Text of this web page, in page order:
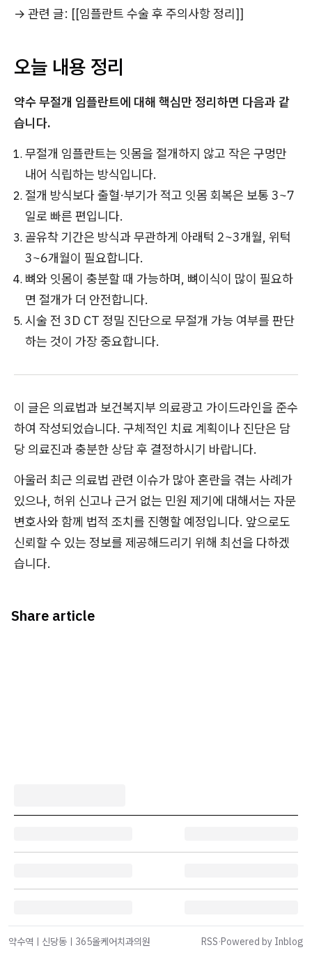
→ 관련 글: [[임플란트 수술 후 주의사항 정리]]
오늘 내용 정리
약수 무절개 임플란트에 대해 핵심만 정리하면 다음과 같
습니다.
무절개 임플란트는 잇몸을 절개하지 않고 작은 구멍만
내어 식립하는 방식입니다.
절개 방식보다 출혈·부기가 적고 잇몸 회복은 보통 3~7
일로 빠른 편입니다.
골유착 기간은 방식과 무관하게 아래턱 2~3개월, 위턱
3~6개월이 필요합니다.
뼈와 잇몸이 충분할 때 가능하며, 뼈이식이 많이 필요하
면 절개가 더 안전합니다.
시술 전 3D CT 정밀 진단으로 무절개 가능 여부를 판단
하는 것이 가장 중요합니다.
이 글은 의료법과 보건복지부 의료광고 가이드라인을 준수
하여 작성되었습니다. 구체적인 치료 계획이나 진단은 담
당 의료진과 충분한 상담 후 결정하시기 바랍니다.
아울러 최근 의료법 관련 이슈가 많아 혼란을 겪는 사례가
있으나, 허위 신고나 근거 없는 민원 제기에 대해서는 자문
변호사와 함께 법적 조치를 진행할 예정입니다. 앞으로도
신뢰할 수 있는 정보를 제공해드리기 위해 최선을 다하겠
습니다.
Share article
약수역ㅣ신당동ㅣ365올케어치과의원 RSS·Powered by Inblog